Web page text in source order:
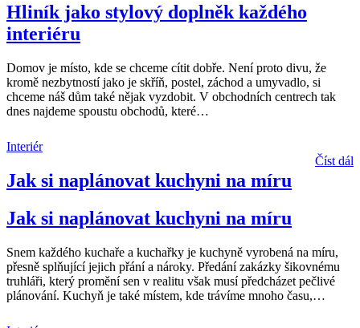
Hliník jako stylový doplněk každého
interiéru
Domov je místo, kde se chceme cítit dobře. Není proto divu, že
kromě nezbytností jako je skříň, postel, záchod a umyvadlo, si
chceme náš dům také nějak vyzdobit. V obchodních centrech tak
dnes najdeme spoustu obchodů, které…
Interiér
Číst dál
Jak si naplánovat kuchyni na míru
Jak si naplánovat kuchyni na míru
Snem každého kuchaře a kuchařky je kuchyně vyrobená na míru,
přesně splňující jejich přání a nároky. Předání zakázky šikovnému
truhláři, který promění sen v realitu však musí předcházet pečlivé
plánování. Kuchyň je také místem, kde trávíme mnoho času,…